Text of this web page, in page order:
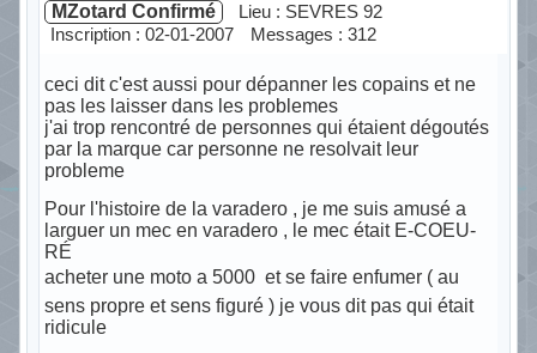
MZotard Confirmé
Lieu : SEVRES 92
Inscription : 02-01-2007
Messages : 312
ceci dit c'est aussi pour dépanner les copains et ne
pas les laisser dans les problemes
j'ai trop rencontré de personnes qui étaient dégoutés
par la marque car personne ne resolvait leur
probleme
Pour l'histoire de la varadero , je me suis amusé a
larguer un mec en varadero , le mec était E-COEU-
RÉ
acheter une moto a 5000  et se faire enfumer ( au
sens propre et sens figuré ) je vous dit pas qui était
ridicule